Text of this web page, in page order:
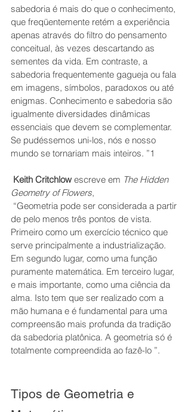
sabedoria é mais do que o conhecimento,
que freqüentemente retém a experiência
apenas através do filtro do pensamento
conceitual, às vezes descartando as
sementes da vida. Em contraste, a
sabedoria frequentemente gagueja ou fala
em imagens, símbolos, paradoxos ou até
enigmas. Conhecimento e sabedoria são
igualmente diversidades dinâmicas
essenciais que devem se complementar.
Se pudéssemos uni-los, nós e nosso
mundo se tornariam mais inteiros. ”1
Keith Critchlow escreve em The Hidden
Geometry of Flowers,
de pelo menos três pontos de vista.
Primeiro como um exercício técnico que
serve principalmente a industrialização.
Em segundo lugar, como uma função
puramente matemática. Em terceiro lugar,
e mais importante, como uma ciência da
alma. Isto tem que ser realizado com a
mão humana e é fundamental para uma
compreensão mais profunda da tradição
da sabedoria platônica. A geometria só é
totalmente compreendida ao fazê-lo ”.
Tipos de Geometria e